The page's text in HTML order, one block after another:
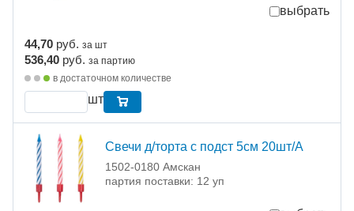
выбрать
44,70 руб. за шт
536,40 руб. за партию
в достаточном количестве
шт
Свечи д/торта с подст 5см 20шт/A
1502-0180 Амскан
партия поставки: 12 уп